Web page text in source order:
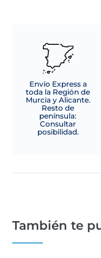
Envío Express a
toda la Región de
Murcia y Alicante.
Resto de
península:
Consultar
posibilidad.
También te